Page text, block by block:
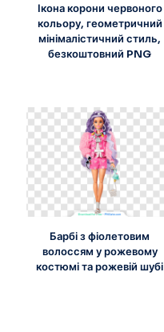
Ікона корони червоного
кольору, геометричний
мінімалістичний стиль,
безкоштовний PNG
Барбі з фіолетовим
волоссям у рожевому
костюмі та рожевій шубі